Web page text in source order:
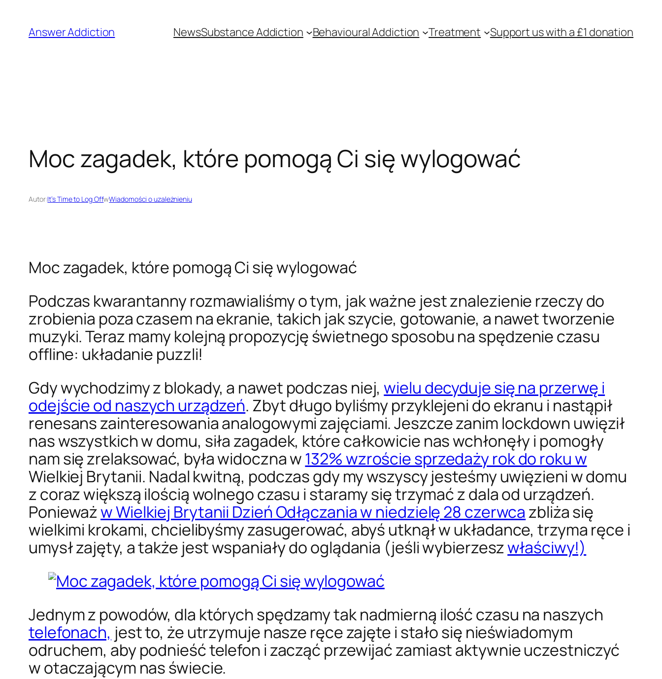
treści
Answer Addiction NewsSubstance Addiction Behavioural Addiction Treatment Support us with a £1 donation
Moc zagadek, które pomogą Ci się wylogować
Autor:It’s Time to Log OffwWiadomości o uzależnieniu
Moc zagadek, które pomogą Ci się wylogować
Podczas kwarantanny rozmawialiśmy o tym, jak ważne jest znalezienie rzeczy do
zrobienia poza czasem na ekranie, takich jak szycie, gotowanie, a nawet tworzenie
muzyki. Teraz mamy kolejną propozycję świetnego sposobu na spędzenie czasu
offline: układanie puzzli!
Gdy wychodzimy z blokady, a nawet podczas niej,wielu decyduje się na przerwę i
odejście od naszych urządzeń. Zbyt długo byliśmy przyklejeni do ekranu i nastąpił
renesans zainteresowania analogowymi zajęciami. Jeszcze zanim lockdown uwięził
nas wszystkich w domu, siła zagadek, które całkowicie nas wchłonęły i pomogły
nam się zrelaksować, była widoczna w 132% wzroście sprzedaży rok do roku w
Wielkiej Brytanii. Nadal kwitną, podczas gdy my wszyscy jesteśmy uwięzieni w domu
z coraz większą ilością wolnego czasu i staramy się trzymać z dala od urządzeń.
Ponieważw Wielkiej Brytanii Dzień Odłączania w niedzielę 28 czerwcazbliża się
wielkimi krokami, chcielibyśmy zasugerować, abyś utknął w układance, trzyma ręce i
umysł zajęty, a także jest wspaniały do oglądania (jeśli wybierzeszwłaściwy!)
Jednym z powodów, dla których spędzamy tak nadmierną ilość czasu na naszych
telefonach, jest to, że utrzymuje nasze ręce zajęte i stało się nieświadomym
odruchem, aby podnieść telefon i zacząć przewijać zamiast aktywnie uczestniczyć
w otaczającym nas świecie.